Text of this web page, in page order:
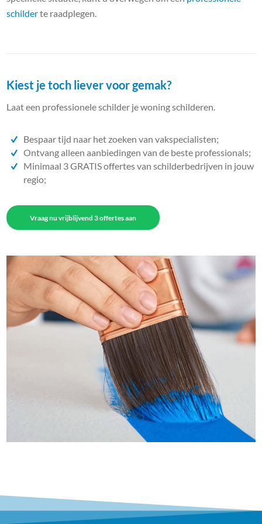
schilderte raadplegen.
Kiest je toch liever voor gemak?
Laat een professionele schilder je woning schilderen.
Bespaar tijd naar het zoeken van vakspecialisten;
Ontvang alleen aanbiedingen van de beste professionals;
Minimaal 3 GRATIS offertes van schilderbedrijven in jouw
regio;
Vraag nu vrijblijvend 3 offertes aan